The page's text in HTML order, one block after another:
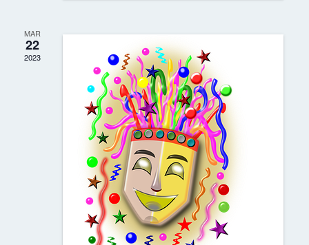
MAR
22
2023